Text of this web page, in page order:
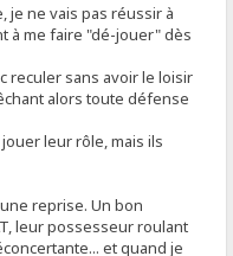
je ne vais pas réussir à
à me faire "dé-jouer" dès
reculer sans avoir le loisir
alors toute défense
leur rôle, mais ils
reprise. Un bon
leur possesseur roulant
et quand je